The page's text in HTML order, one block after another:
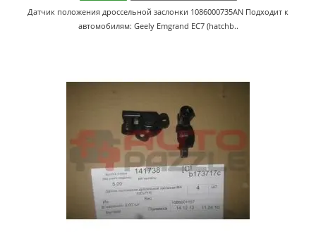
Датчик положения дроссельной заслонки 1086000735AN Подходит к
автомобилям: Geely Emgrand EC7 (hatchb..